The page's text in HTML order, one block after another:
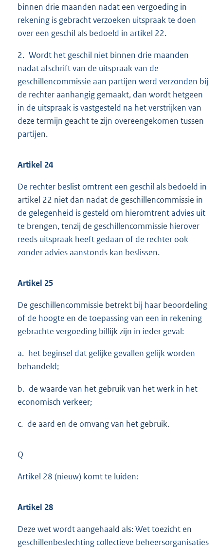
binnen drie maanden nadat een vergoeding in
rekening is gebracht verzoeken uitspraak te doen
over een geschil als bedoeld in artikel 22.
2. Wordt het geschil niet binnen drie maanden
nadat afschrift van de uitspraak van de
geschillencommissie aan partijen werd verzonden bij
de rechter aanhangig gemaakt, dan wordt hetgeen
in de uitspraak is vastgesteld na het verstrijken van
deze termijn geacht te zijn overeengekomen tussen
partijen.
Artikel 24
De rechter beslist omtrent een geschil als bedoeld in
artikel 22 niet dan nadat de geschillencommissie in
de gelegenheid is gesteld om hieromtrent advies uit
te brengen, tenzij de geschillencommissie hierover
reeds uitspraak heeft gedaan of de rechter ook
zonder advies aanstonds kan beslissen.
Artikel 25
De geschillencommissie betrekt bij haar beoordeling
of de hoogte en de toepassing van een in rekening
gebrachte vergoeding billijk zijn in ieder geval:
a. het beginsel dat gelijke gevallen gelijk worden
behandeld;
b. de waarde van het gebruik van het werk in het
economisch verkeer;
c. de aard en de omvang van het gebruik.
Q
Artikel 28 (nieuw) komt te luiden:
Artikel 28
Deze wet wordt aangehaald als: Wet toezicht en
geschillenbeslechting collectieve beheersorganisaties